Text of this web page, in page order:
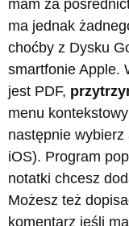
mam za
ma jednak
choćby z Dysku
smartfonie Apple.
jest PDF,
menu
następnie wybierz
iOS). Program
notatki chcesz
Możesz też
komentarz jeśli